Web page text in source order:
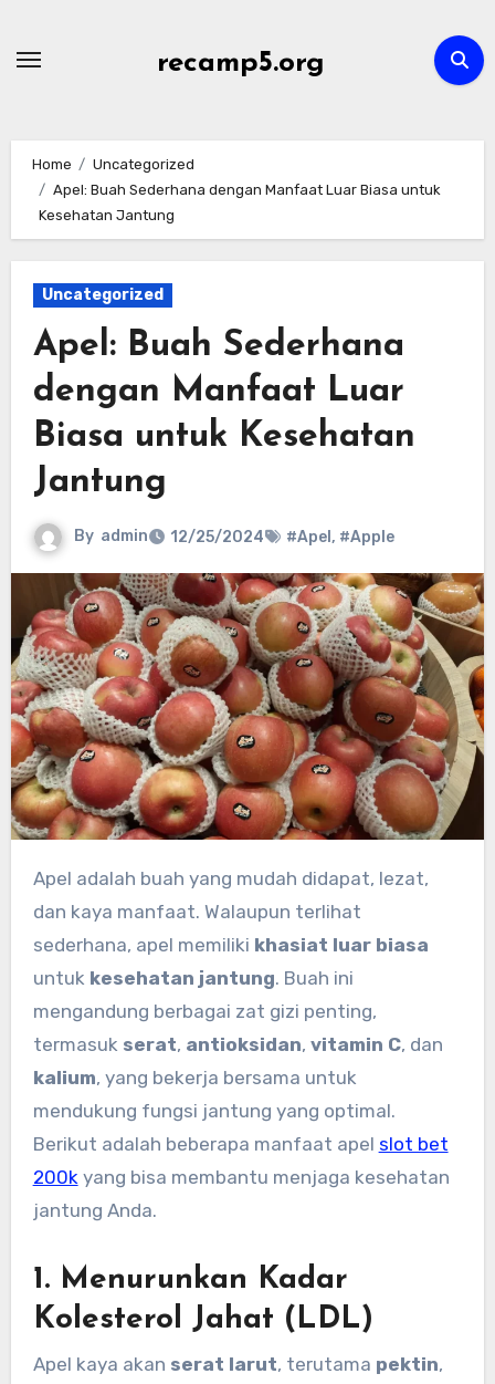
recamp5.org
Home
Uncategorized
Apel: Buah Sederhana dengan Manfaat Luar Biasa untuk
Kesehatan Jantung
Uncategorized
Apel: Buah Sederhana
dengan Manfaat Luar
Biasa untuk Kesehatan
Jantung
By admin 12/25/2024 #Apel , #Apple
Apel adalah buah yang mudah didapat, lezat,
dan kaya manfaat. Walaupun terlihat
sederhana, apel memiliki khasiat luar biasa
untuk kesehatan jantung. Buah ini
mengandung berbagai zat gizi penting,
termasuk serat, antioksidan, vitamin C, dan
kalium, yang bekerja bersama untuk
mendukung fungsi jantung yang optimal.
Berikut adalah beberapa manfaat apel slot bet
200kyang bisa membantu menjaga kesehatan
jantung Anda.
1. Menurunkan Kadar
Kolesterol Jahat (LDL)
Apel kaya akan serat larut, terutama pektin,